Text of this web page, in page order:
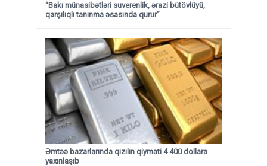
“Bakı münasibətləri suverenlik, ərazi bütövlüyü,
qarşılıqlı tanınma əsasında qurur”
Əmtəə bazarlarında qızılın qiyməti 4 400 dollara
yaxınlaşıb